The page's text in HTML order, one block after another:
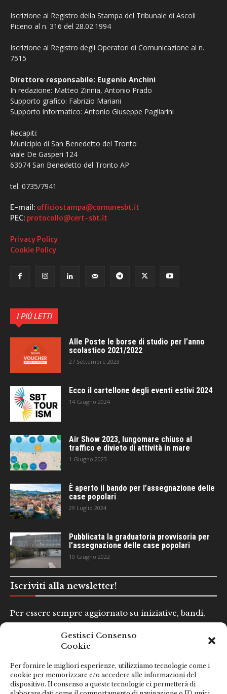
Gestisci Consenso
Cookie
Per fornire le migliori esperienze, utilizziamo tecnologie come i
cookie per memorizzare e/o accedere alle informazioni del
dispositivo. Il consenso a queste tecnologie ci permetterà di
Iscrizione al Registro della Stampa del Tribunale di Ascoli
Piceno al n. 316 del 28.02.1994
Iscrizione al Registro degli Operatori di Comunicazione al n.
7515
Direttore responsabile: Eugenio Anchini
In redazione: Matteo Zinnia, Antonio Prado
Supporto grafico: Fabrizio Mariani
Supporto informatico: Antonio Giuseppe Pagliarini
Recapiti:
Municipio di San Benedetto del Tronto
viale De Gasperi 124
63074 San Benedetto del Tronto AP
tel. 0735/7941
E-mail: ufficiostampa@comunesbt.it
PEC: protocollo@cert-sbt.it
Privacy Policy
Cookie Policy
I PIÙ LETTI
Alle Poste le borse di studio per l’anno
scolastico 2021/2022
27 Settembre 2023
Ecco il cartellone degli eventi estivi 2024
14 Giugno 2024
Air Show 2023, lungomare chiuso al
traffico e divieto di attività in mare
1 Giugno 2023
È aperto il bando per l’assegnazione delle
case popolari
29 Luglio 2024
Pubblicata la graduatoria provvisoria per
l’assegnazione delle case popolari
10 Giugno 2022
Iscriviti alla newsletter!
Per essere sempre aggiornato su iniziative, bandi,
Email*